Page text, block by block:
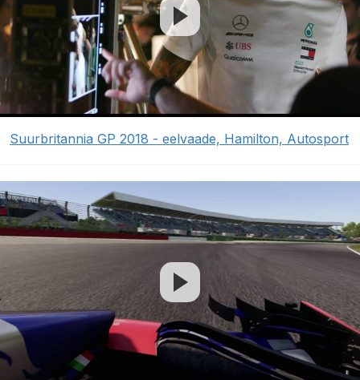
Suurbritannia GP 2018 - eelvaade, Hamilton, Autosport